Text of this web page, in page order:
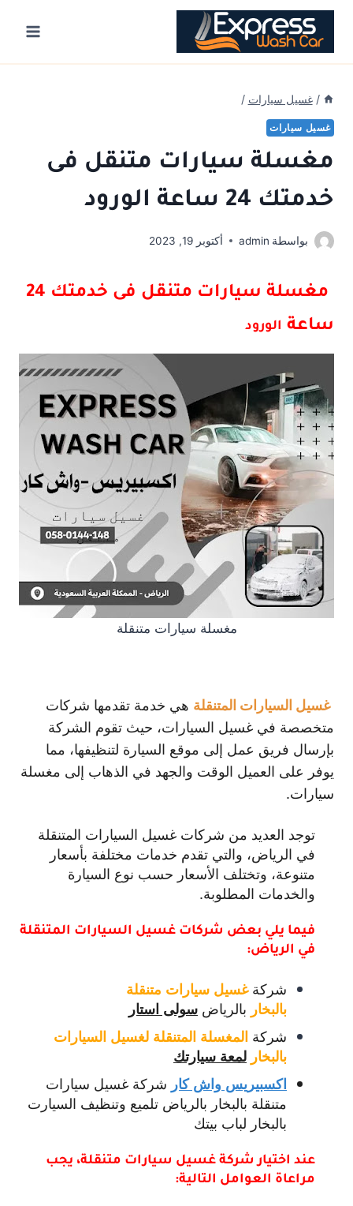
Skip
content
/ غسيل سيارات /
غسيل سيارات
مغسلة سيارات متنقل فى
خدمتك 24 ساعة الورود
بواسطة admin أكتوبر 19, 2023
مغسلة سيارات متنقل فى خدمتك 24
ساعة الورود
مغسلة سيارات متنقلة
غسيل السيارات المتنقلة هي خدمة تقدمها شركات
متخصصة في غسيل السيارات، حيث تقوم الشركة
بإرسال فريق عمل إلى موقع السيارة لتنظيفها، مما
يوفر على العميل الوقت والجهد في الذهاب إلى مغسلة
سيارات.
توجد العديد من شركات غسيل السيارات المتنقلة
في الرياض، والتي تقدم خدمات مختلفة بأسعار
متنوعة، وتختلف الأسعار حسب نوع السيارة
والخدمات المطلوبة.
فيما يلي بعض شركات غسيل السيارات المتنقلة
في الرياض:
شركةغسيل سيارات متنقلة
بالبخار بالرياض سولى استار
شركة المغسلة المتنقلة لغسيل السيارات
بالبخار لمعة سيارتك
اكسبيريس واش كار شركة غسيل سيارات
متنقلة بالبخار بالرياض تلميع وتنظيف السيارت
بالبخار لباب بيتك
عند اختيار شركة غسيل سيارات متنقلة، يجب
مراعاة العوامل التالية: